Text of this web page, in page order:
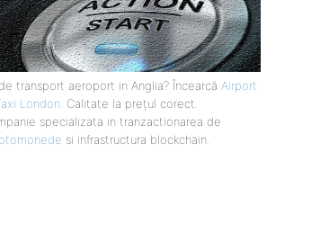
transport aeroport in Anglia? Încearcă Airport
London . Calitate la prețul corect.
specializata in tranzactionarea de
si infrastructura blockchain.